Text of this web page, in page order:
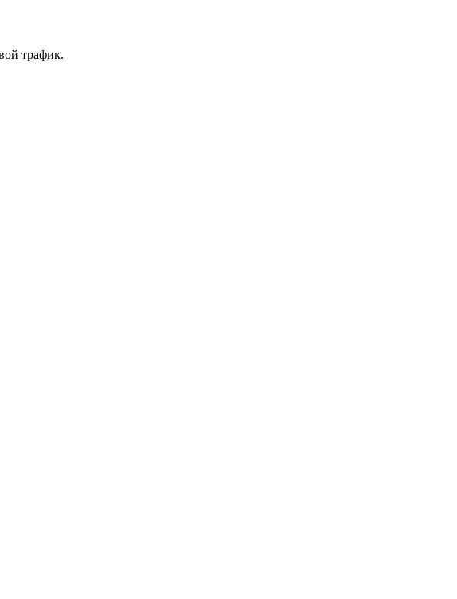
трафик.